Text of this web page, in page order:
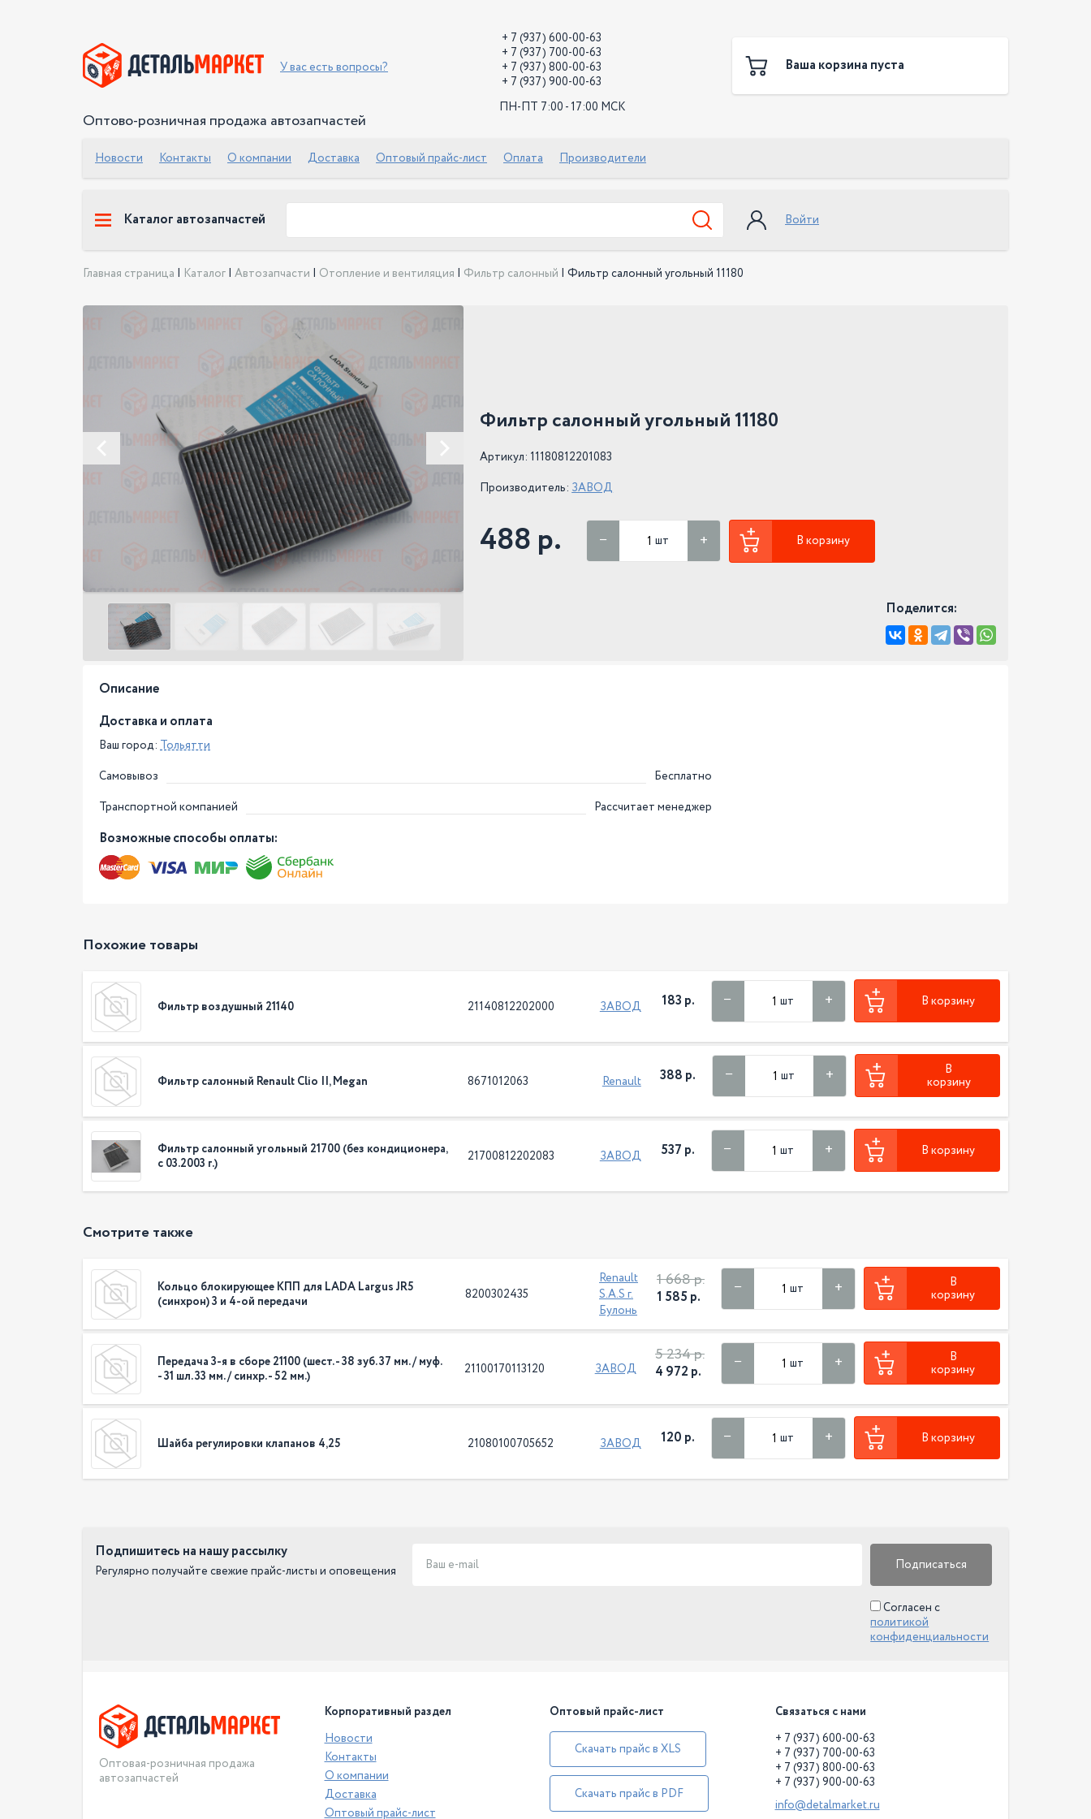
Оптово-розничная продажа автозапчастей
У вас есть вопросы?
+ 7 (937) 600-00-63
+ 7 (937) 700-00-63
+ 7 (937) 800-00-63
+ 7 (937) 900-00-63
ПН-ПТ 7:00 - 17:00 МСК
Ваша корзина пуста
Новости Контакты О компании Доставка Оптовый прайс-лист Оплата Производители
Каталог автозапчастей Войти
Главная страница | Каталог | Автозапчасти | Отопление и вентиляция | Фильтр салонный | Фильтр салонный угольный 11180
Фильтр салонный угольный 11180
Артикул: 11180812201083
Производитель: ЗАВОД
488 р. шт В корзину
Поделится:
Описание
Доставка и оплата
Ваш город: Тольятти
Самовывоз
Бесплатно
Транспортной компанией
Рассчитает менеджер
Возможные способы оплаты:
Похожие товары
Фильтр воздушный 21140 21140812202000 ЗАВОД 183 р. шт В корзину
Фильтр салонный Renault Clio II, Megan 8671012063 Renault 388 р. шт
В
корзину
Фильтр салонный угольный 21700 (без кондиционера,
с 03.2003 г.)
21700812202083 ЗАВОД 537 р. шт В корзину
Смотрите также
Кольцо блокирующее КПП для LADA Largus JR5
(синхрон) 3 и 4-ой передачи
8200302435
Renault
S.A.S г.
Булонь
1 668 р.
1 585 р. шт
В
корзину
Передача 3-я в сборе 21100 (шест. - 38 зуб. 37 мм. / муф.
- 31 шл. 33 мм. / синхр. - 52 мм.)
21100170113120 ЗАВОД
5 234 р.
4 972 р. шт
В
корзину
Шайба регулировки клапанов 4,25 21080100705652 ЗАВОД 120 р. шт В корзину
Подпишитесь на нашу рассылку
Регулярно получайте свежие прайс-листы и оповещения Подписаться
Согласен с
политикой
конфиденциальности
Оптовая-розничная продажа
автозапчастей
Корпоративный раздел
Новости
Контакты
О компании
Доставка
Оптовый прайс-лист
Оптовый прайс-лист
Скачать прайс в XLS
Скачать прайс в PDF
Связаться с нами
+ 7 (937) 600-00-63
+ 7 (937) 700-00-63
+ 7 (937) 800-00-63
+ 7 (937) 900-00-63
info@detalmarket.ru